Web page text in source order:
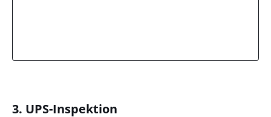
3. UPS-Inspektion